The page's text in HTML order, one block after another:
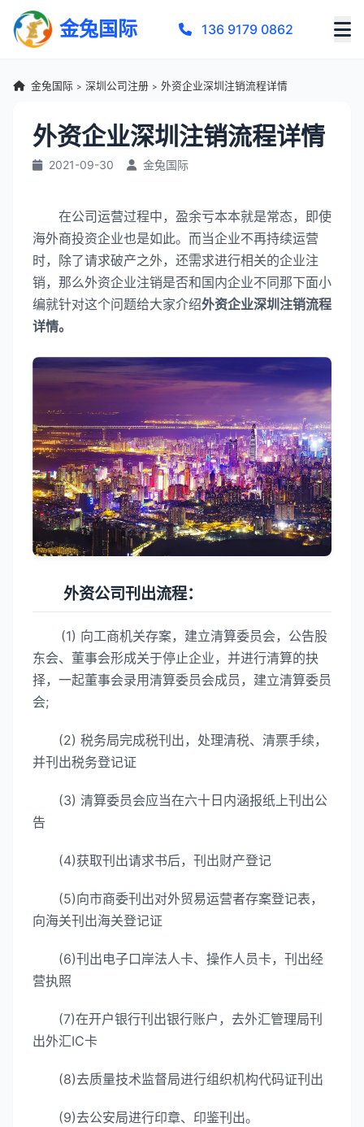
金兔国际 136 9179 0862
金兔国际 > 深圳公司注册 > 外资企业深圳注销流程详情
外资企业深圳注销流程详情
2021-09-30 金兔国际
在公司运营过程中，盈余亏本本就是常态，即使
海外商投资企业也是如此。而当企业不再持续运营
时，除了请求破产之外，还需求进行相关的企业注
销，那么外资企业注销是否和国内企业不同那下面小
编就针对这个问题给大家介绍外资企业深圳注销流程
详情。
外资公司刊出流程：
(1) 向工商机关存案，建立清算委员会，公告股
东会、董事会形成关于停止企业，并进行清算的抉
择，一起董事会录用清算委员会成员，建立清算委员
会;
(2) 税务局完成税刊出，处理清税、清票手续，
并刊出税务登记证
(3) 清算委员会应当在六十日内涵报纸上刊出公
告
(4)获取刊出请求书后，刊出财产登记
(5)向市商委刊出对外贸易运营者存案登记表，
向海关刊出海关登记证
(6)刊出电子口岸法人卡、操作人员卡，刊出经
营执照
(7)在开户银行刊出银行账户，去外汇管理局刊
出外汇IC卡
(8)去质量技术监督局进行组织机构代码证刊出
(9)去公安局进行印章、印鉴刊出。